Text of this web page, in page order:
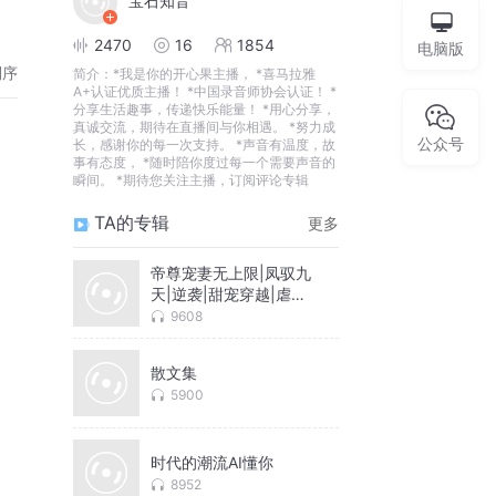
2470 16 1854
简介： *我是你的开心果主播， *喜马拉雅
A+认证优质主播！ *中国录音师协会认证！ *
分享生活趣事，传递快乐能量！ *用心分享，
真诚交流，期待在直播间与你相遇。 *努力成
长，感谢你的每一次支持。 *声音有温度，故
事有态度， *随时陪你度过每一个需要声音的
瞬间。 *期待您关注主播，订阅评论专辑
TA的专辑 更多
帝尊宠妻无上限|凤驭九
天|逆袭|甜宠穿越|虐渣
爽文9608
散文集
5900
时代的潮流AI懂你
8952
电脑版
公众号